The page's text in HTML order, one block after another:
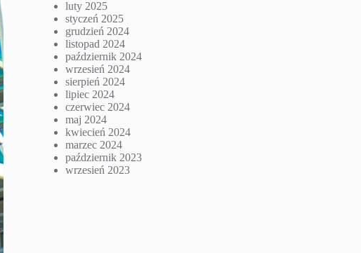
luty 2025
styczeń 2025
grudzień 2024
listopad 2024
październik 2024
wrzesień 2024
sierpień 2024
lipiec 2024
czerwiec 2024
maj 2024
kwiecień 2024
marzec 2024
październik 2023
wrzesień 2023